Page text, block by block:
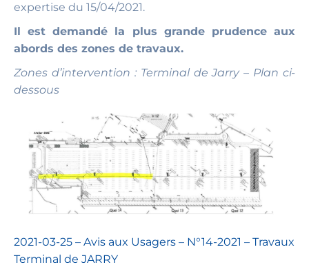
expertise du 15/04/2021.
Il est demandé la plus grande prudence aux
abords des zones de travaux.
Zones d’intervention : Terminal de Jarry – Plan ci-
dessous
2021-03-25 – Avis aux Usagers – N°14-2021 – Travaux
Terminal de JARRY